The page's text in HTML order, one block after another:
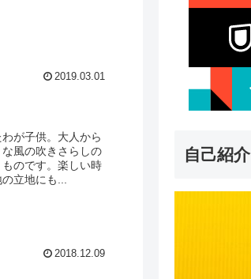
2019.03.01
が子供。大人から
風の吹きさらしの
のです。楽しい時
立地にも...
2018.12.09
自己紹介